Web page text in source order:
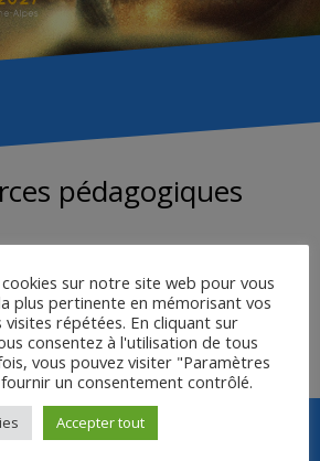
pédagogiques
sur notre site web pour vous
plus pertinente en mémorisant vos
répétées. En cliquant sur
consentez à l'utilisation de tous
vous pouvez visiter "Paramètres
un consentement contrôlé.
Accepter tout